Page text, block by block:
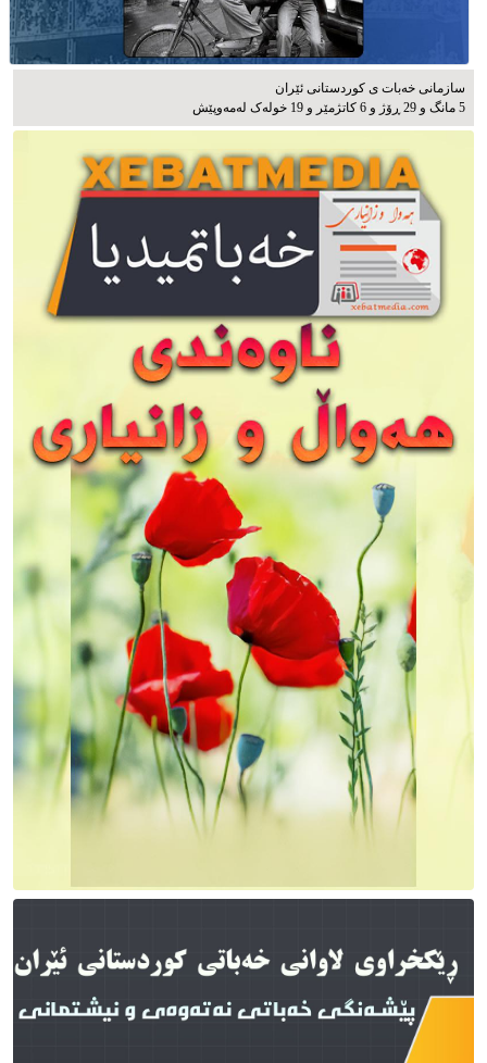
سازمانی خەبات ی كوردستانی ئێران
5 مانگ و 29 ڕۆژ و 6 کاتژمێر و 19 خوله‌ک له‌مه‌وپێش‌